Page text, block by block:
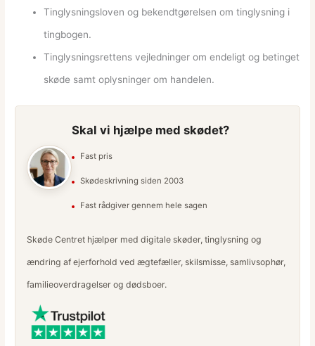
Tinglysningsloven og bekendtgørelsen om tinglysning i
tingbogen.
Tinglysningsrettens vejledninger om endeligt og betinget
skøde samt oplysninger om handelen.
Skal vi hjælpe med skødet?
Fast pris
Skødeskrivning siden 2003
Fast rådgiver gennem hele sagen
Skøde Centret hjælper med digitale skøder, tinglysning og
ændring af ejerforhold ved ægtefæller, skilsmisse, samlivsophør,
familieoverdragelser og dødsboer.